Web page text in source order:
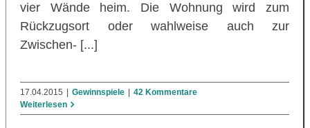
vier Wände heim. Die Wohnung wird zum
Rückzugsort oder wahlweise auch zur
Zwischen- [...]
17.04.2015 Gewinnspiele
42 Kommentare
Weiterlesen